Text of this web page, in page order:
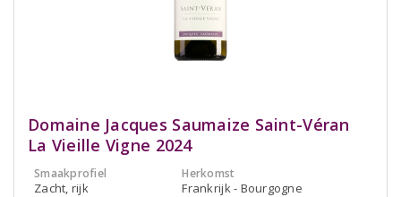
Domaine Jacques Saumaize Saint-Véran
La Vieille Vigne 2024
Smaakprofiel
Zacht, rijk
Herkomst
Frankrijk - Bourgogne